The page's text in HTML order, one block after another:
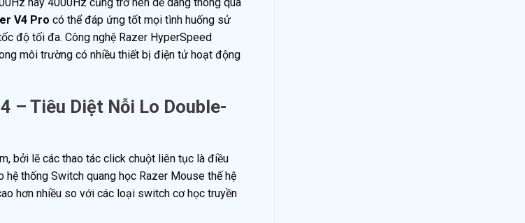
V4 Pro có thể đáp ứng tốt mọi tình huống sử
độ tối đa. Công nghệ Razer HyperSpeed
môi trường có nhiều thiết bị điện tử hoạt động
– Tiêu Diệt Nỗi Lo Double-
bởi lẽ các thao tác click chuột liên tục là điều
thống Switch quang học Razer Mouse thế hệ
hơn nhiều so với các loại switch cơ học truyền